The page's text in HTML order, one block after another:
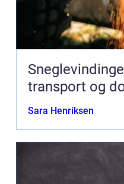
transport og
Sara Henriksen